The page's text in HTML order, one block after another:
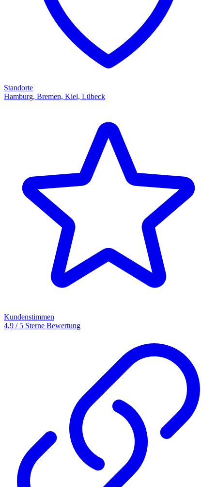
Standorte
Hamburg, Bremen, Kiel, Lübeck
Kundenstimmen
4,9 / 5 Sterne Bewertung